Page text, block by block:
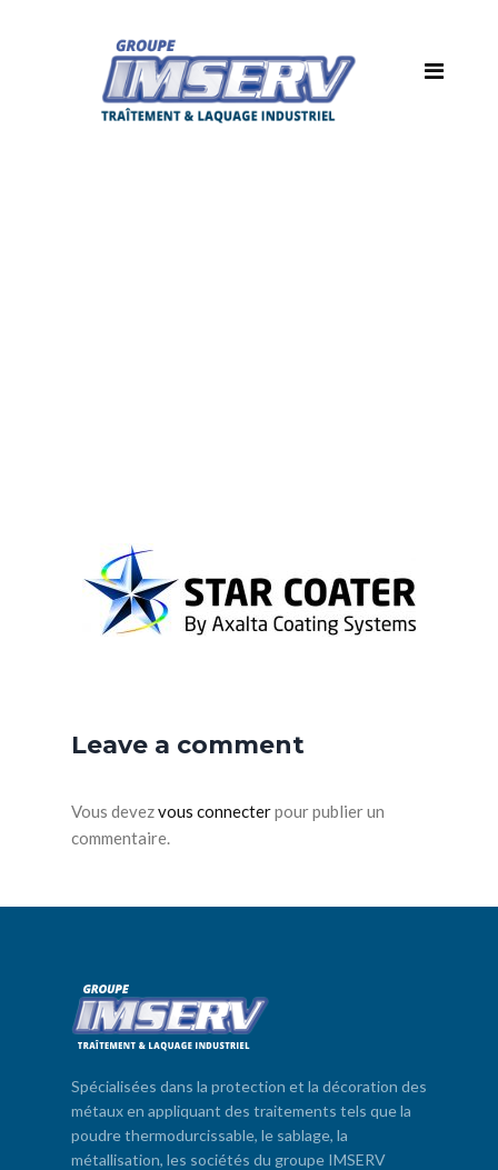
Leave a comment
Vous devezvous connecterpour publier un
commentaire.
Spécialisées dans la protection et la décoration des
métaux en appliquant des traitements tels que la
poudre thermodurcissable, le sablage, la
métallisation, les sociétés du groupe IMSERV